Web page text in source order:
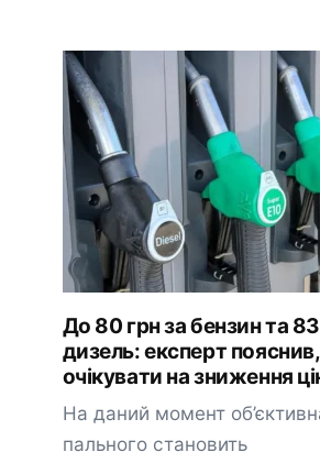
До 80 грн за бензин та
дизель: експерт
очікувати на зниження
На даний момент
пального становить